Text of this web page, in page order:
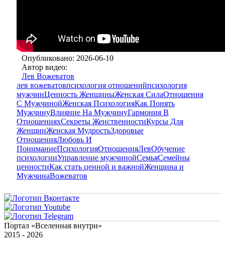
Опубликовано: 2026-06-10
Автор видео:
Лев Вожеватов
лев вожеватовпсихология отношенийпсихология
мужчинЦенность ЖенщиныЖенская СилаОтношения
С МужчинойЖенская ПсихологияКак Понять
МужчинуВлияние На МужчинуГармония В
ОтношенияхСекреты ЖенственностиКурсы Для
ЖенщинЖенская МудростьЗдоровые
ОтношенияЛюбовь И
ПониманиеПсихологияОтношенияЛевОбучение
психологииУправление мужчинойСемьяСемейны
ценностиКак стать ценной и важнойЖенщина и
МужчинаВожеватов
Портал «Вселенная внутри»
2015 - 2026